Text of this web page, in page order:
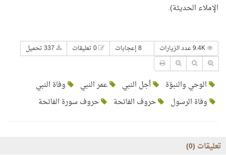
الإملاء الحديثة).
8 إعجابات
الوحي والنبوّة أجل النبي عمر النبي
وفاة النبي
وفاة الرسول
حروف الفاتحة حروف سورة الفاتحة
تعليقات (0
)